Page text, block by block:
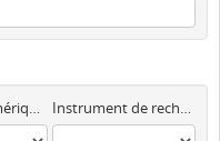
Document numérique disponible Instrument de recherche